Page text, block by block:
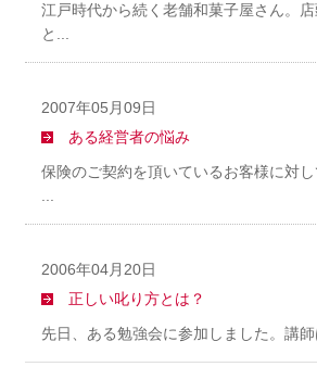
江戸時代から続く老舗和菓子屋さん。
と...
2007年05月09日
ある経営者の悩み
保険のご契約を頂いているお客様に対
2006年04月20日
正しい叱り方とは？
先日、ある勉強会に参加しました。講